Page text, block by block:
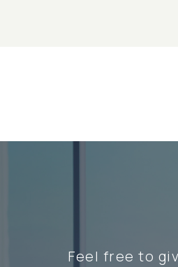
Feel free to